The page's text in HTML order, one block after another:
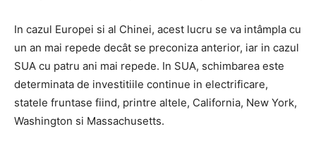
In cazul Europei si al Chinei, acest lucru se va intâmpla cu
un an mai repede decât se preconiza anterior, iar in cazul
SUA cu patru ani mai repede. In SUA, schimbarea este
determinata de investitiile continue in electrificare,
statele fruntase fiind, printre altele, California, New York,
Washington si Massachusetts.